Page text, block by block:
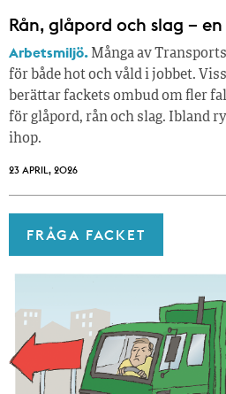
Rån, glåpord och slag –
Arbetsmiljö. Många av
för både hot och våld i jobbet.
berättar fackets ombud om fler
för glåpord, rån och slag. Ibland
ihop.
23 APRIL, 2026
FRÅGA FACKET